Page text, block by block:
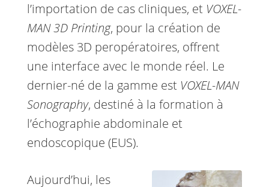
l’importation de cas cliniques, et VOXEL-
MAN 3D Printing, pour la création de
modèles 3D peropératoires, offrent
une interface avec le monde réel. Le
dernier-né de la gamme est VOXEL-MAN
Sonography, destiné à la formation à
l’échographie abdominale et
endoscopique (EUS).
Aujourd’hui, les